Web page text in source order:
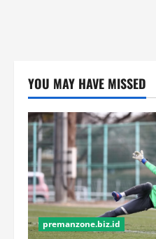
YOU MAY HAVE MISSED
premanzone.biz.id